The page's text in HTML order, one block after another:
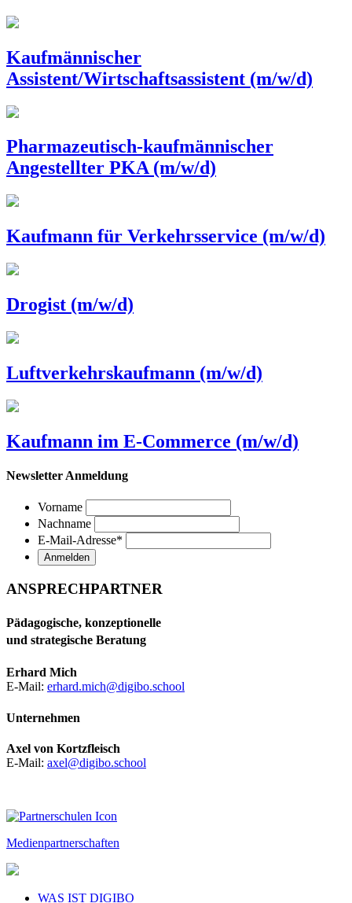
Kaufmännischer
Assistent/Wirtschaftsassistent (m/w/d)
Pharmazeutisch-kaufmännischer
Angestellter PKA (m/w/d)
Kaufmann für Verkehrsservice (m/w/d)
Drogist (m/w/d)
Luftverkehrskaufmann (m/w/d)
Kaufmann im E-Commerce (m/w/d)
Newsletter Anmeldung
Vorname
Nachname
E-Mail-Adresse*
ANSPRECHPARTNER
Pädagogische, konzeptionelle
und strategische Beratung
Erhard Mich
E-Mail: erhard.mich@digibo.school
Unternehmen
Axel von Kortzfleisch
E-Mail: axel@digibo.school
Medienpartnerschaften
WAS IST DIGIBO